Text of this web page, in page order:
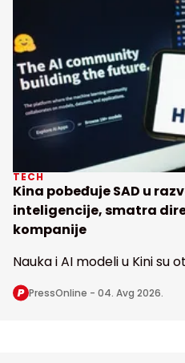
TECH
Kina pobeđuje SAD u
inteligencije, smatra
kompanije
Nauka i AI modeli u Kini su
u Americi radi u nekoliko
laboratorija, kaže direktor
PressOnline - 04. Avg 2026.